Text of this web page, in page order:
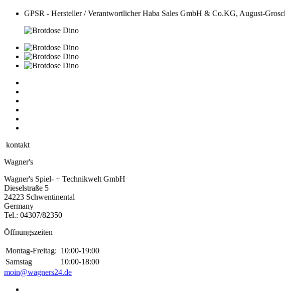
GPSR - Hersteller / Verantwortlicher Haba Sales GmbH & Co.KG, August-
kontakt
Wagner's
Wagner's Spiel- + Technikwelt GmbH
Dieselstraße 5
24223 Schwentinental
Germany
Tel.: 04307/82350
Öffnungszeiten
Montag-Freitag: 10:00-19:00
Samstag
10:00-18:00
moin@wagners24.de